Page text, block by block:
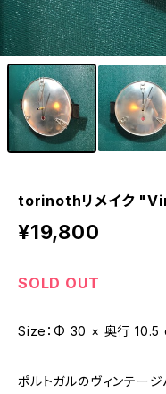
torinothリメイク
¥19,800
SOLD OUT
Size：Φ 30 × 奥行 10.5
ポルトガルのヴィンテージ